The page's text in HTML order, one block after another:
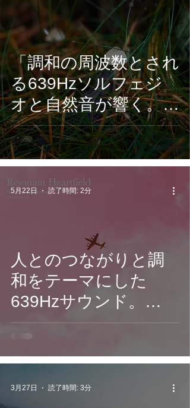
配信開始
「調和の周波数とされ
る639Hzソルフェジ
オと自然音が響く。
ヒーリングピアノ作
品『Silent Grove
Echoes: Healing
Piano Nature-』6月5
人とのつながりと調
和をテーマにした
639Hzサウンド。
CROIX
Heartfield (Harmonic
Connection)』5月22
5月22日 読了時間: 2分
3月27日 読了時間: 3分